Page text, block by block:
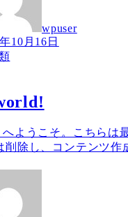
wpuser
10月16日
へようこそ。こちらは
削除し、コンテンツ作